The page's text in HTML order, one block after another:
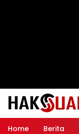
Home Berita